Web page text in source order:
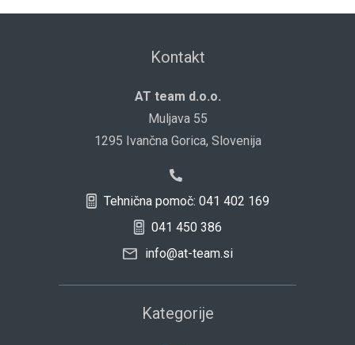
Kontakt
AT team d.o.o.
Muljava 55
1295 Ivančna Gorica, Slovenija
Tehnična pomoč: 041 402 169
041 450 386
info@at-team.si
Kategorije